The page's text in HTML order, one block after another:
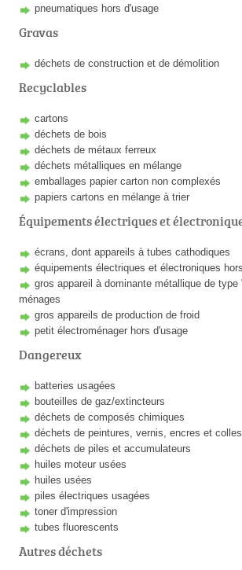
pneumatiques hors d'usage
Gravas
déchets de construction et de démolition
Recyclables
cartons
déchets de bois
déchets de métaux ferreux
déchets métalliques en mélange
emballages papier carton non complexés
papiers cartons en mélange à trier
Équipements électriques et
écrans, dont appareils à tubes cathodiques
équipements électriques et électroniques
gros appareil à dominante métallique de type
ménages
gros appareils de production de froid
petit électroménager hors d'usage
Dangereux
batteries usagées
bouteilles de gaz/extincteurs
déchets de composés chimiques
déchets de peintures, vernis, encres et colles
déchets de piles et accumulateurs
huiles moteur usées
huiles usées
piles électriques usagées
toner d'impression
tubes fluorescents
Autres déchets